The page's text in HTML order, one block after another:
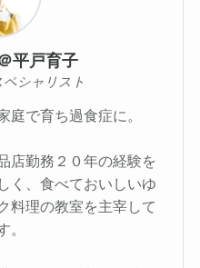
平戸育子
シャリスト
庭で育ち過食症に。
店勤務２０年の経験を
く、食べておいしいゆ
料理の教室を主宰して
。